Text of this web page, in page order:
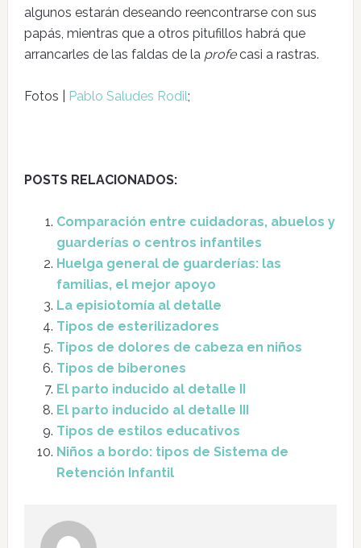
algunos estarán deseando reencontrarse con sus
papás, mientras que a otros pitufillos habrá que
arrancarles de las faldas de la profecasi a rastras.
Fotos | Pablo Saludes Rodil;
POSTS RELACIONADOS:
Comparación entre cuidadoras, abuelos y
guarderías o centros infantiles
Huelga general de guarderías: las
familias, el mejor apoyo
La episiotomía al detalle
Tipos de esterilizadores
Tipos de dolores de cabeza en niños
Tipos de biberones
El parto inducido al detalle II
El parto inducido al detalle III
Tipos de estilos educativos
Niños a bordo: tipos de Sistema de
Retención Infantil